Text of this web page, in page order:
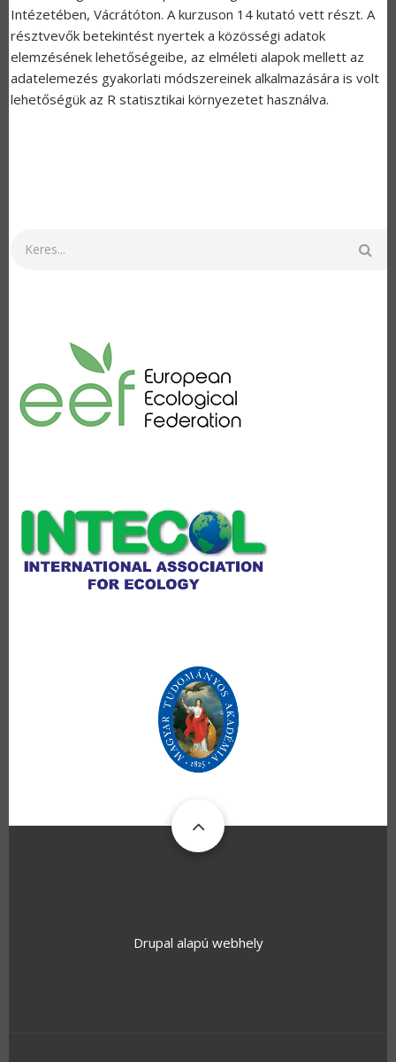
Intézetében, Vácrátóton. A kurzuson 14 kutató vett részt. A
résztvevők betekintést nyertek a közösségi adatok
elemzésének lehetőségeibe, az elméleti alapok mellett az
adatelemezés gyakorlati módszereinek alkalmazására is volt
lehetőségük az R statisztikai környezetet használva.
Drupal alapú webhely